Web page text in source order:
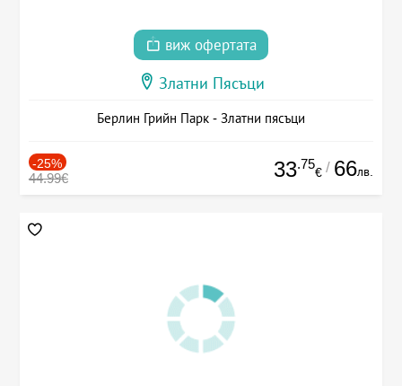
виж офертата
Златни Пясъци
Берлин Грийн Парк - Златни пясъци
-25%
44.99€ 33.75
€ / 66лв.